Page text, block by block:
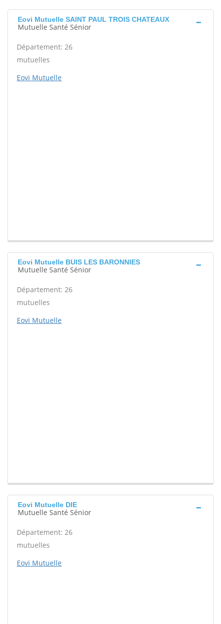
Eovi Mutuelle SAINT PAUL TROIS CHATEAUX
Mutuelle Santé Sénior
Département: 26
mutuelles
Eovi Mutuelle
Eovi Mutuelle BUIS LES BARONNIES
Mutuelle Santé Sénior
Département: 26
mutuelles
Eovi Mutuelle
Eovi Mutuelle DIE
Mutuelle Santé Sénior
Département: 26
mutuelles
Eovi Mutuelle